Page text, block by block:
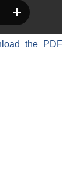
the PDF